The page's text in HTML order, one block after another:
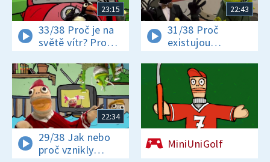
23:15
33/38 Proč je na
světě vítr? Proč
jsou někteří hadi
jedovatí?
22:43
31/38 Proč
existujou
klíšťata? Jak se
vyrábí čokoláda?
22:34
29/38 Jak nebo
proč vznikly
MiniUniGolf